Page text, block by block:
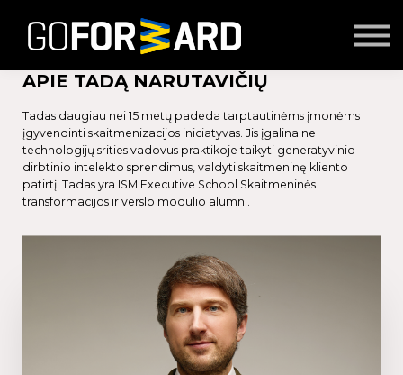
Seminarai
Partnerių turinys
Prisijungti
APIE TADĄ NARUTAVIČIŲ
Tadas daugiau nei 15 metų padeda tarptautinėms įmonėms
įgyvendinti skaitmenizacijos iniciatyvas. Jis įgalina ne
technologijų srities vadovus praktikoje taikyti generatyvinio
dirbtinio intelekto sprendimus, valdyti skaitmeninę kliento
patirtį. Tadas yra ISM Executive School Skaitmeninės
transformacijos ir verslo modulio alumni.